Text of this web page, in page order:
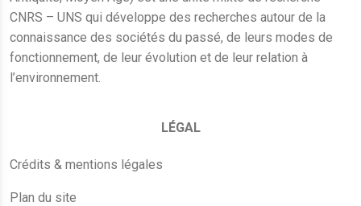
CNRS – UNS qui développe des recherches autour de la
connaissance des sociétés du passé, de leurs modes de
fonctionnement, de leur évolution et de leur relation à
l’environnement.
LÉGAL
Crédits & mentions légales
Plan du site